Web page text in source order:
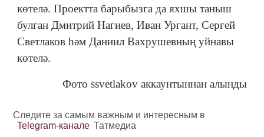
көтелә. Проектта барыбызга да яхшы таныш
булган Дмитрий Нагиев, Иван Ургант, Сергей
Светлаков һәм Даниил Вахрушевның уйнавы
көтелә.
Фото ssvetlakov аккаунтыннан алынды
Следите за самым важным и интересным в
Telegram-канале Татмедиа